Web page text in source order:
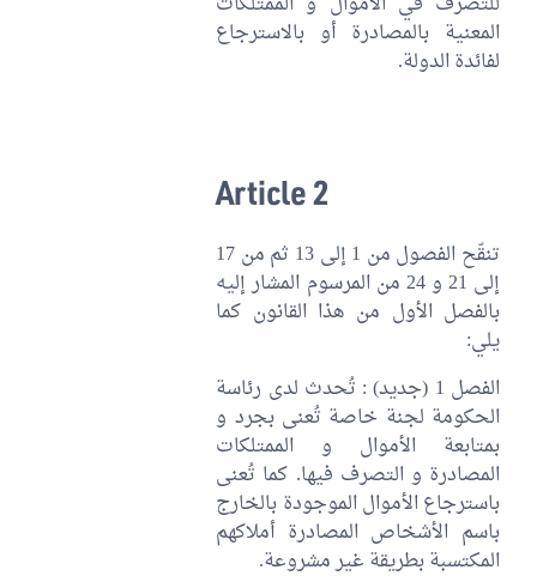
المعنية بالمصادرة أو بالاسترجاع
لفائدة الدولة.
Article 2
تنقّح الفصول من 1 إلى 13 ثم من 17
إلى 21 و 24 من المرسوم المشار إليه
بالفصل الأول من هذا القانون كما
يلي:
الفصل 1 (جديد) : تُحدث لدى رئاسة
الحكومة لجنة خاصة تُعنى بجرد و
بمتابعة الأموال و الممتلكات
المصادرة و التصرف فيها. كما تُعنى
باسترجاع الأموال الموجودة بالخارج
باسم الأشخاص المصادرة أملاكهم
المكتسبة بطريقة غير مشروعة.